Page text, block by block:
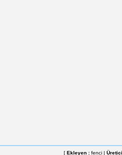
[ Ekleyen : fenci |